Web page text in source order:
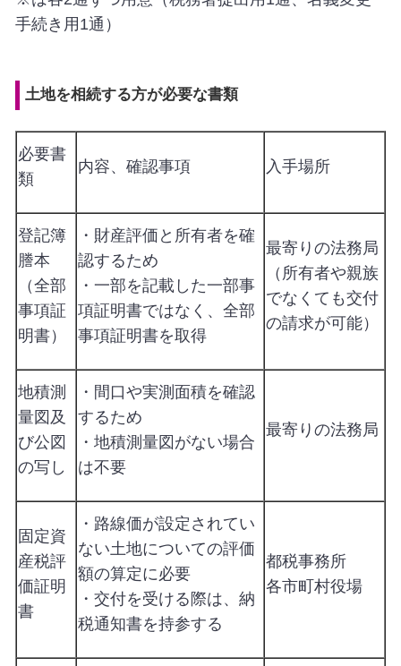
手続き用1通）
土地を相続する方が必要な書類
必要書
類
内容、確認事項 入手場所
登記簿
謄本
（全部
事項証
明書）
・財産評価と所有者を確
認するため
・一部を記載した一部事
項証明書ではなく、全部
事項証明書を取得
最寄りの法務局
（所有者や親族
でなくても交付
の請求が可能）
地積測
量図及
び公図
の写し
・間口や実測面積を確認
するため
・地積測量図がない場合
は不要
最寄りの法務局
固定資
産税評
価証明
書
・路線価が設定されてい
ない土地についての評価
額の算定に必要
・交付を受ける際は、納
税通知書を持参する
都税事務所
各市町村役場